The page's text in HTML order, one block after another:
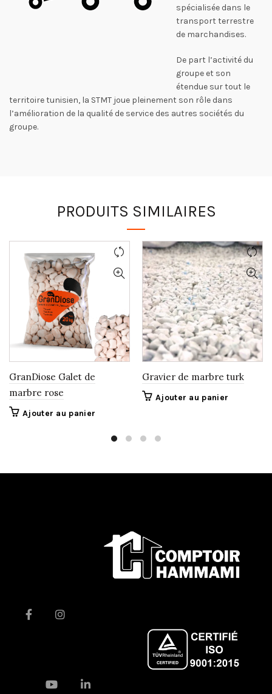
spécialisée dans le
transport terrestre
de marchandises.
De part l’activité du
groupe et son
étendue sur tout le
territoire tunisien, la STMT joue pleinement son rôle dans
l’amélioration de la qualité de service des autres sociétés du
groupe.
PRODUITS SIMILAIRES
GranDiose Galet de
marbre rose
Ajouter au panier
Gravier de marbre turk
Ajouter au panier